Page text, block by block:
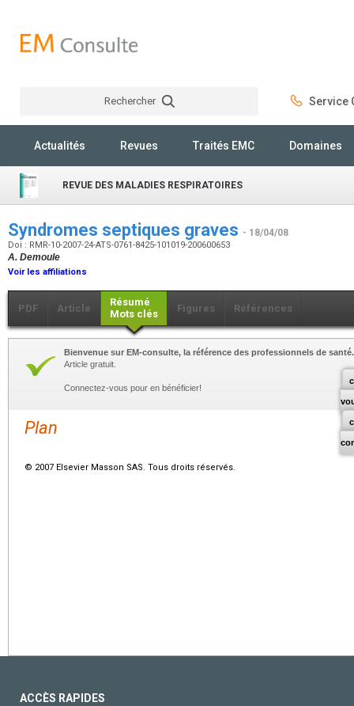
Rechercher Service
Actualités Revues Traités EMC Domaines
REVUE DES MALADIES RESPIRATOIRES
Syndromes septiques graves - 18/04/08
Doi : RMR-10-2007-24-ATS-0761-8425-101019-200600653
A. Demoule
Voir les affiliations
PDF Article
Résumé
Mots clés
Figures Références
Bienvenue sur EM-consulte, la référence des professionnels de santé.
Article gratuit.
Connectez-vous pour en bénéficier!
Plan
© 2007 Elsevier Masson SAS. Tous droits réservés.
ACCÈS RAPIDES